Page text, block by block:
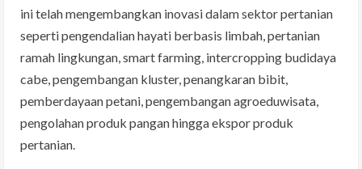
ini telah mengembangkan inovasi dalam sektor pertanian
seperti pengendalian hayati berbasis limbah, pertanian
ramah lingkungan, smart farming, intercropping budidaya
cabe, pengembangan kluster, penangkaran bibit,
pemberdayaan petani, pengembangan agroeduwisata,
pengolahan produk pangan hingga ekspor produk
pertanian.